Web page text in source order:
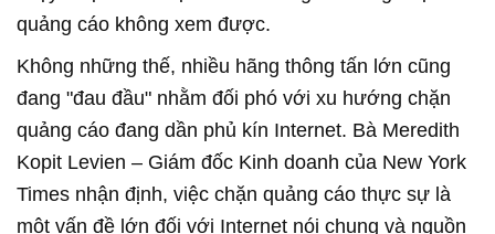
quảng cáo không xem được.
Không những thế, nhiều hãng thông tấn lớn cũng
đang "đau đầu" nhằm đối phó với xu hướng chặn
quảng cáo đang dần phủ kín Internet. Bà Meredith
Kopit Levien – Giám đốc Kinh doanh của New York
Times nhận định, việc chặn quảng cáo thực sự là
một vấn đề lớn đối với Internet nói chung và nguồn